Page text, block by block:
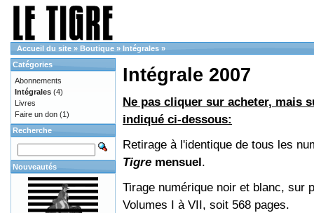
Accueil du site » Boutique » Intégrales »
Intégrale 2007
Ne pas cliquer sur acheter, mais
indiqué ci-dessous:
Retirage à l'identique de tous les
Tigre mensuel.
Tirage numérique noir et blanc, sur
Volumes I à VII, soit 568 pages.
Catégories
Abonnements
Intégrales (4)
Livres
Faire un don (1)
Recherche
Nouveautés